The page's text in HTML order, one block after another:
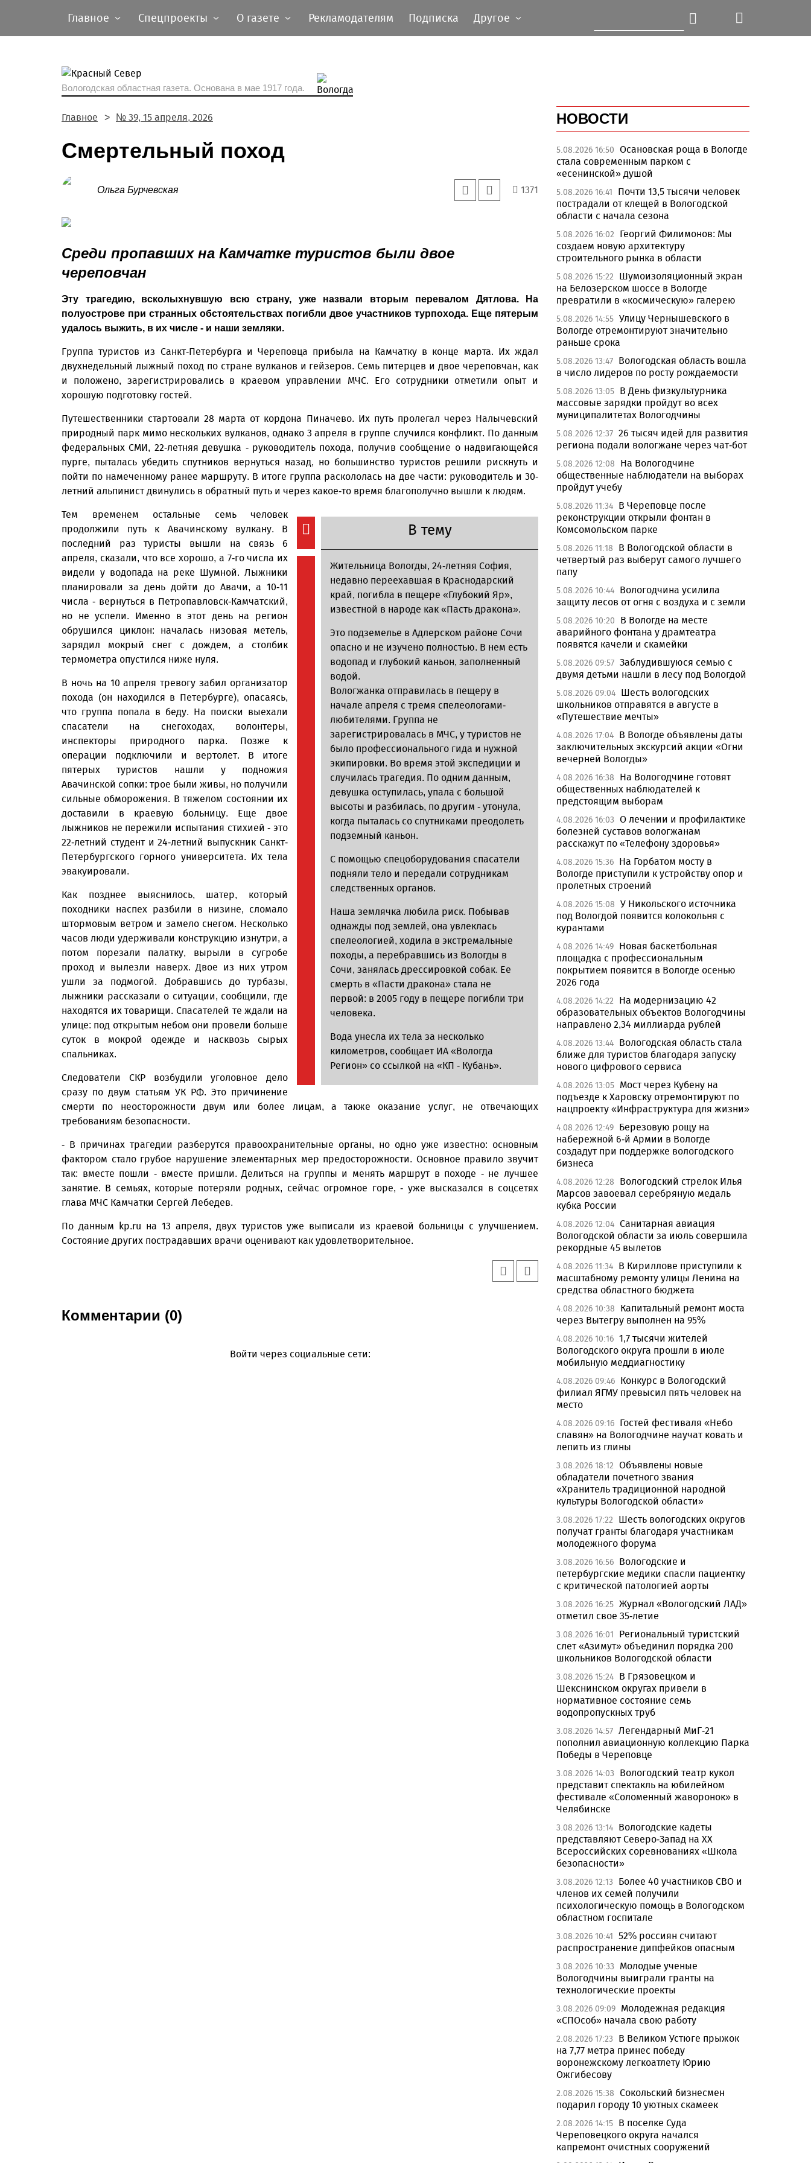
Главное Спецпроекты О газете Рекламодателям Подписка Другое
Вологодская областная газета. Основана в мае 1917 года.
Главное № 39, 15 апреля, 2026
Смертельный поход
Ольга Бурчевская 1371
Среди пропавших на Камчатке туристов были двое
череповчан
Эту трагедию, всколыхнувшую всю страну, уже назвали вторым перевалом Дятлова. На
полуострове при странных обстоятельствах погибли двое участников турпохода. Еще пятерым
удалось выжить, в их числе - и наши земляки.
Группа туристов из Санкт-Петербурга и Череповца прибыла на Камчатку в конце марта. Их ждал
двухнедельный лыжный поход по стране вулканов и гейзеров. Семь питерцев и двое череповчан, как
и положено, зарегистрировались в краевом управлении МЧС. Его сотрудники отметили опыт и
хорошую подготовку гостей.
Путешественники стартовали 28 марта от кордона Пиначево. Их путь пролегал через Налычевский
природный парк мимо нескольких вулканов, однако 3 апреля в группе случился конфликт. По данным
федеральных СМИ, 22-летняя девушка - руководитель похода, получив сообщение о надвигающейся
пурге, пыталась убедить спутников вернуться назад, но большинство туристов решили рискнуть и
пойти по намеченному ранее маршруту. В итоге группа раскололась на две части: руководитель и 30-
летний альпинист двинулись в обратный путь и через какое-то время благополучно вышли к людям.
В тему
Жительница Вологды, 24-летняя София,
недавно переехавшая в Краснодарский
край, погибла в пещере «Глубокий Яр»,
известной в народе как «Пасть дракона».
Это подземелье в Адлерском районе Сочи
опасно и не изучено полностью. В нем есть
водопад и глубокий каньон, заполненный
водой.
Вологжанка отправилась в пещеру в
начале апреля с тремя спелеологами-
любителями. Группа не
зарегистрировалась в МЧС, у туристов не
было профессионального гида и нужной
экипировки. Во время этой экспедиции и
случилась трагедия. По одним данным,
девушка оступилась, упала с большой
высоты и разбилась, по другим - утонула,
когда пыталась со спутниками преодолеть
подземный каньон.
С помощью спецоборудования спасатели
подняли тело и передали сотрудникам
следственных органов.
Наша землячка любила риск. Побывав
однажды под землей, она увлеклась
спелеологией, ходила в экстремальные
походы, а перебравшись из Вологды в
Сочи, занялась дрессировкой собак. Ее
смерть в «Пасти дракона» стала не
первой: в 2005 году в пещере погибли три
человека.
Вода унесла их тела за несколько
километров, сообщает ИА «Вологда
Регион» со ссылкой на «КП - Кубань».
Тем временем остальные семь человек
продолжили путь к Авачинскому вулкану. В
последний раз туристы вышли на связь 6
апреля, сказали, что все хорошо, а 7-го числа их
видели у водопада на реке Шумной. Лыжники
планировали за день дойти до Авачи, а 10-11
числа - вернуться в Петропавловск-Камчатский,
но не успели. Именно в этот день на регион
обрушился циклон: началась низовая метель,
зарядил мокрый снег с дождем, а столбик
термометра опустился ниже нуля.
В ночь на 10 апреля тревогу забил организатор
похода (он находился в Петербурге), опасаясь,
что группа попала в беду. На поиски выехали
спасатели на снегоходах, волонтеры,
инспекторы природного парка. Позже к
операции подключили и вертолет. В итоге
пятерых туристов нашли у подножия
Авачинской сопки: трое были живы, но получили
сильные обморожения. В тяжелом состоянии их
доставили в краевую больницу. Еще двое
лыжников не пережили испытания стихией - это
22-летний студент и 24-летний выпускник Санкт-
Петербургского горного университета. Их тела
эвакуировали.
Как позднее выяснилось, шатер, который
походники наспех разбили в низине, сломало
штормовым ветром и замело снегом. Несколько
часов люди удерживали конструкцию изнутри, а
потом порезали палатку, вырыли в сугробе
проход и вылезли наверх. Двое из них утром
ушли за подмогой. Добравшись до турбазы,
лыжники рассказали о ситуации, сообщили, где
находятся их товарищи. Спасателей те ждали на
улице: под открытым небом они провели больше
суток в мокрой одежде и насквозь сырых
спальниках.
Следователи СКР возбудили уголовное дело
сразу по двум статьям УК РФ. Это причинение
смерти по неосторожности двум или более лицам, а также оказание услуг, не отвечающих
требованиям без­опасности.
- В причинах трагедии разберутся правоохранительные органы, но одно уже известно: основным
фактором стало грубое нарушение элементарных мер предосторожности. Основное правило звучит
так: вместе пошли - вместе пришли. Делиться на группы и менять маршрут в походе - не лучшее
занятие. В семьях, которые потеряли родных, сейчас огромное горе, - уже высказался в соцсетях
глава МЧС Камчатки Сергей Лебедев.
По данным kp.ru на 13 апреля, двух туристов уже выписали из краевой больницы с улучшением.
Состояние других пострадавших врачи оценивают как удовлетворительное.
Комментарии (0)
Войти через социальные сети:
НОВОСТИ
5.08.2026 16:50 Осановская роща в Вологде
стала современным парком с
«есенинской» душой
5.08.2026 16:41
Почти 13,5 тысячи человек
пострадали от клещей в Вологодской
области с начала сезона
5.08.2026 16:02
Георгий Филимонов: Мы
создаем новую архитектуру
строительного рынка в области
5.08.2026 15:22
Шумоизоляционный экран
на Белозерском шоссе в Вологде
превратили в «космическую» галерею
5.08.2026 14:55 Улицу Чернышевского в
Вологде отремонтируют значительно
раньше срока
5.08.2026 13:47 Вологодская область вошла
в число лидеров по росту рождаемости
5.08.2026 13:05 В День физкультурника
массовые зарядки пройдут во всех
муниципалитетах Вологодчины
5.08.2026 12:37 26 тысяч идей для развития
региона подали вологжане через чат-бот
5.08.2026 12:08
На Вологодчине
общественные наблюдатели на выборах
пройдут учебу
5.08.2026 11:34 В Череповце после
реконструкции открыли фонтан в
Комсомольском парке
5.08.2026 11:18
В Вологодской области в
четвертый раз выберут самого лучшего
папу
5.08.2026 10:44 Вологодчина усилила
защиту лесов от огня с воздуха и с земли
5.08.2026 10:20
В Вологде на месте
аварийного фонтана у драмтеатра
появятся качели и скамейки
5.08.2026 09:57 Заблудившуюся семью с
двумя детьми нашли в лесу под Вологдой
5.08.2026 09:04 Шесть вологодских
школьников отправятся в августе в
«Путешествие мечты»
4.08.2026 17:04 В Вологде объявлены даты
заключительных экскурсий акции «Огни
вечерней Вологды»
4.08.2026 16:38
На Вологодчине готовят
общественных наблюдателей к
предстоящим выборам
4.08.2026 16:03 О лечении и профилактике
болезней суставов вологжанам
расскажут по «Телефону здоровья»
4.08.2026 15:36 На Горбатом мосту в
Вологде приступили к устройству опор и
пролетных строений
4.08.2026 15:08 У Никольского источника
под Вологдой появится колокольня с
курантами
4.08.2026 14:49 Новая баскетбольная
площадка с профессиональным
покрытием появится в Вологде осенью
2026 года
4.08.2026 14:22
На модернизацию 42
образовательных объектов Вологодчины
направлено 2,34 миллиарда рублей
4.08.2026 13:44 Вологодская область стала
ближе для туристов благодаря запуску
нового цифрового сервиса
4.08.2026 13:05 Мост через Кубену на
подъезде к Харовску отремонтируют по
нацпроекту «Инфраструктура для жизни»
4.08.2026 12:49 Березовую рощу на
набережной 6-й Армии в Вологде
создадут при поддержке вологодского
бизнеса
4.08.2026 12:28
Вологодский стрелок Илья
Марсов завоевал серебряную медаль
кубка России
4.08.2026 12:04 Санитарная авиация
Вологодской области за июль совершила
рекордные 45 вылетов
4.08.2026 11:34 В Кириллове приступили к
масштабному ремонту улицы Ленина на
средства областного бюджета
4.08.2026 10:38
Капитальный ремонт моста
через Вытегру выполнен на 95%
4.08.2026 10:16 1,7 тысячи жителей
Вологодского округа прошли в июле
мобильную меддиагностику
4.08.2026 09:46 Конкурс в Вологодский
филиал ЯГМУ превысил пять человек на
место
4.08.2026 09:16 Гостей фестиваля «Небо
славян» на Вологодчине научат ковать и
лепить из глины
3.08.2026 18:12 Объявлены новые
обладатели почетного звания
«Хранитель традиционной народной
культуры Вологодской области»
3.08.2026 17:22
Шесть вологодских округов
получат гранты благодаря участникам
молодежного форума
3.08.2026 16:56 Вологодские и
петербургские медики спасли пациентку
с критической патологией аорты
3.08.2026 16:25 Журнал «Вологодский ЛАД»
отметил свое 35-летие
3.08.2026 16:01
Региональный туристский
слет «Азимут» объединил порядка 200
школьников Вологодской области
3.08.2026 15:24 В Грязовецком и
Шекснинском округах привели в
нормативное состояние семь
водопропускных труб
3.08.2026 14:57 Легендарный МиГ-21
пополнил авиационную коллекцию Парка
Победы в Череповце
3.08.2026 14:03
Вологодский театр кукол
представит спектакль на юбилейном
фестивале «Соломенный жаворонок» в
Челябинске
3.08.2026 13:14 Вологодские кадеты
представляют Северо-Запад на XX
Всероссийских соревнованиях «Школа
безопасности»
3.08.2026 12:13
Более 40 участников СВО и
членов их семей получили
психологическую помощь в Вологодском
областном госпитале
3.08.2026 10:41 52% россиян считают
распространение дипфейков опасным
3.08.2026 10:33
Молодые ученые
Вологодчины выиграли гранты на
технологические проекты
3.08.2026 09:09 Молодежная редакция
«СПОсоб» начала свою работу
2.08.2026 17:23
В Великом Устюге прыжок
на 7,77 метра принес победу
воронежскому легкоатлету Юрию
Ожгибесову
2.08.2026 15:38 Сокольский бизнесмен
подарил городу 10 уютных скамеек
2.08.2026 14:15 В поселке Суда
Череповецкого округа начался
капремонт очистных сооружений